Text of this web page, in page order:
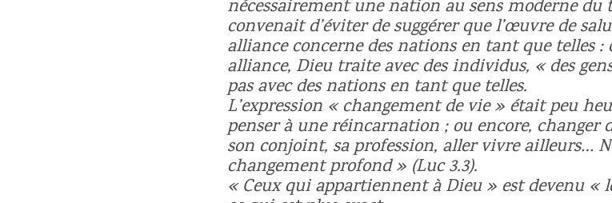
nécessairement une nation au sens moderne
convenait d’éviter de suggérer que l’œuvre de
alliance concerne des nations en tant que telles :
alliance, Dieu traite avec des individus, « des
pas avec des nations en tant que telles.
L’expression « changement de vie » était peu
penser à une réincarnation ; ou encore, changer
son conjoint, sa profession, aller vivre ailleurs…
changement profond » (Luc 3.3).
« Ceux qui appartiennent à Dieu » est devenu «